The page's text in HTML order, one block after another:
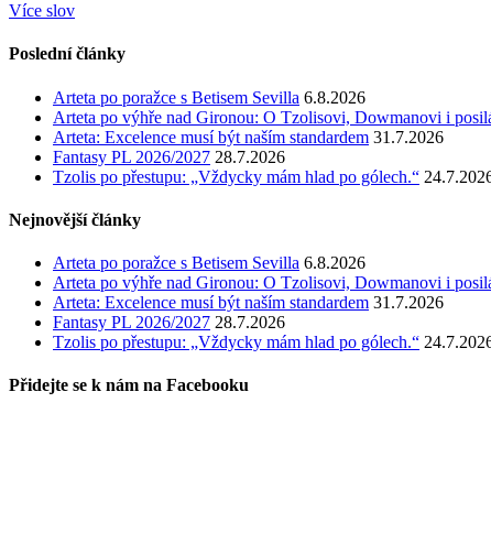
Více slov
Poslední články
Arteta po poražce s Betisem Sevilla 6.8.2026
Arteta po výhře nad Gironou: O Tzolisovi, Dowmanovi i
Arteta: Excelence musí být naším standardem 31.7.2026
Fantasy PL 2026/2027 28.7.2026
Tzolis po přestupu: „Vždycky mám hlad po gólech.“
Nejnovější články
Arteta po poražce s Betisem Sevilla 6.8.2026
Arteta po výhře nad Gironou: O Tzolisovi, Dowmanovi i
Arteta: Excelence musí být naším standardem 31.7.2026
Fantasy PL 2026/2027 28.7.2026
Tzolis po přestupu: „Vždycky mám hlad po gólech.“
Přidejte se k nám na Facebooku